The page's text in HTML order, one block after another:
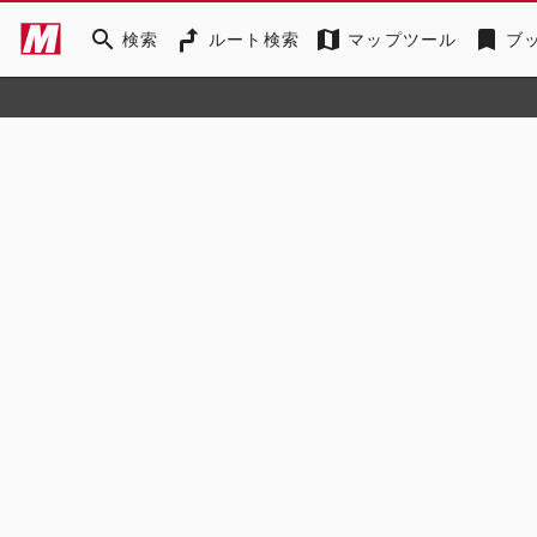
search 検索 ルート検索 map マップツール bookmark ブ